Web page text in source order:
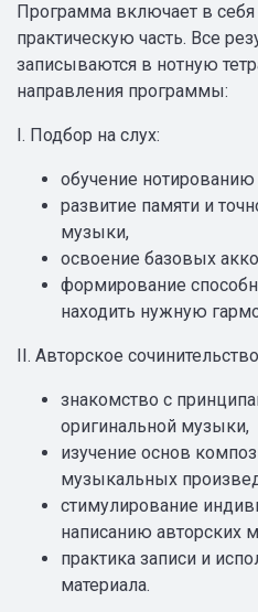
Программа включает в себя
практическую часть. Все
записываются в нотную
направления программы:
I. Подбор на слух:
обучение
развитие памяти и
музыки,
освоение базовых
формирование
находить нужную
II. Авторское
знакомство с
оригинальной музыки,
изучение основ
музыкальных
стимулирование
написанию авторских
практика записи и
материала.